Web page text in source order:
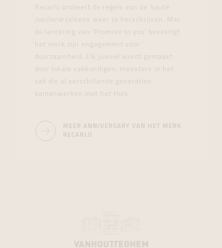
Recarlo probeert de regels van de
haute
joaillerie
telkens weer te herschrijven. Met
de lancering van ‘Promise to you’ bevestigt
het merk zijn engagement voor
duurzaamheid. Elk juweel wordt gemaakt
door lokale vakkundigen, meesters in het
vak die al verschillende generaties
samenwerken met het Huis.
MEER ANNIVERSARY VAN HET MERK
RECARLO